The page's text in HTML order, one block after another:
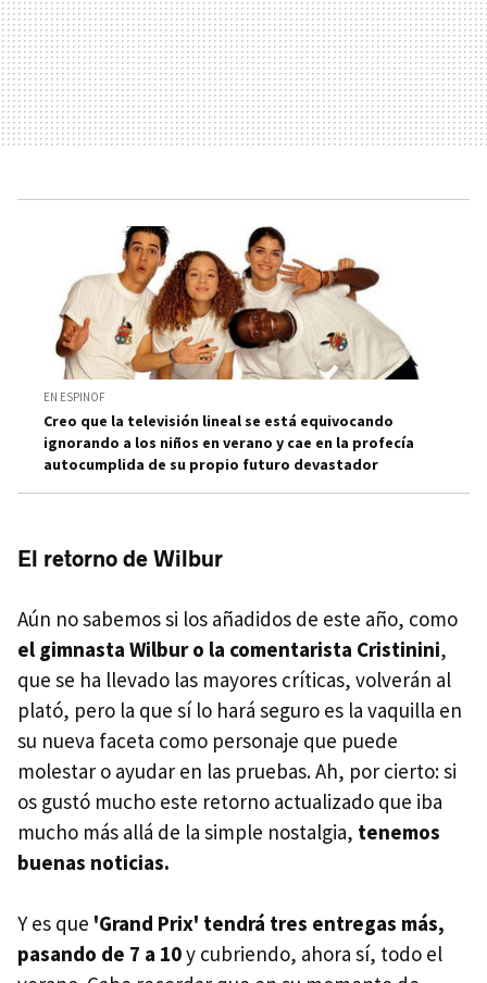
EN ESPINOF
Creo que la televisión lineal se está equivocando
ignorando a los niños en verano y cae en la profecía
autocumplida de su propio futuro devastador
El retorno de Wilbur
Aún no sabemos si los añadidos de este año, como
el gimnasta Wilbur o la comentarista Cristinini,
que se ha llevado las mayores críticas, volverán al
plató, pero la que sí lo hará seguro es la vaquilla en
su nueva faceta como personaje que puede
molestar o ayudar en las pruebas. Ah, por cierto: si
os gustó mucho este retorno actualizado que iba
mucho más allá de la simple nostalgia, tenemos
buenas noticias.
Y es que 'Grand Prix' tendrá tres entregas más,
pasando de 7 a 10y cubriendo, ahora sí, todo el